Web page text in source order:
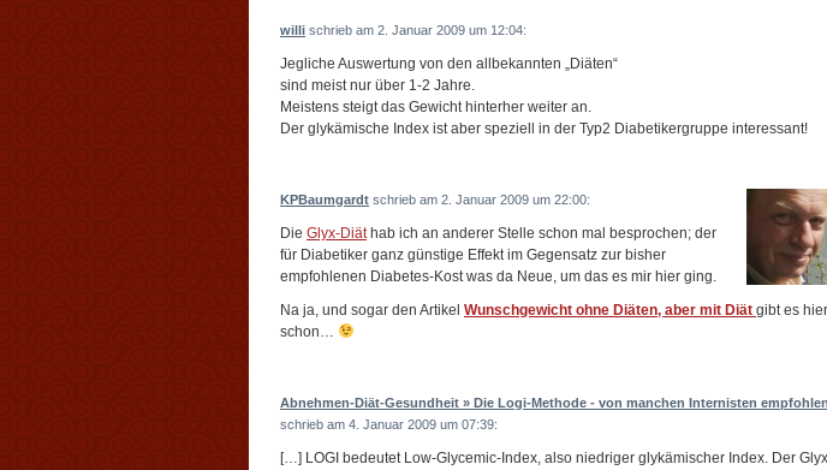
willi schrieb am 2. Januar 2009 um 12:04:
Jegliche Auswertung von den allbekannten „Diäten“
sind meist nur über 1-2 Jahre.
Meistens steigt das Gewicht hinterher weiter an.
Der glykämische Index ist aber speziell in der Typ2 Diabetikergruppe interessant!
KPBaumgardt schrieb am 2. Januar 2009 um 22:00:
Die Glyx-Diäthab ich an anderer Stelle schon mal besprochen; der
für Diabetiker ganz günstige Effekt im Gegensatz zur bisher
empfohlenen Diabetes-Kost was da Neue, um das es mir hier ging.
Na ja, und sogar den Artikel Wunschgewicht ohne Diäten, aber mit Diät gibt es hier
schon…
Abnehmen-Diät-Gesundheit » Die Logi-Methode - von manchen Internisten empfohlen
schrieb am 4. Januar 2009 um 07:39:
[…] LOGI bedeutet Low-Glycemic-Index, also niedriger glykämischer Index. Der Glyx